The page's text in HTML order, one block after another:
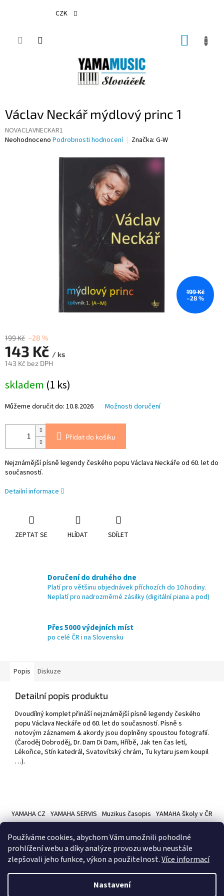
Používáme cookies, abychom Vám umožnili pohodlné
prohlížení webu a díky analýze provozu webu neustále
zlepšovali jeho funkce, výkon a použitelnost.Více informací
Nastavení
CZK
Václav Neckář mýdlový princ 1
NOVACLAVNECKAR1
Průměrné
Neohodnoceno Podrobnosti hodnocení Značka: G-W
199 Kč
–28 %
199 Kč –28 %
143 Kč / ks
143 Kč bez DPH
cena:
skladem (1 ks)
Můžeme doručit do: 10.8.2026 Možnosti doručení
Přidat do košíku
Nejznámější písně legendy českého popu Václava Neckáře od 60. let do
současností.
Detailní informace
ZEPTAT SE HLÍDAT SDÍLET
Doručení do druhého dne
Platí pro většinu objednávek příchozích do 10.hodiny.
Neplatí pro nadrozměrné zásilky (digitální piana a pod)
Přes 5000 výdejních míst
po celé ČR i na Slovensku
Popis Diskuze
Detailní popis produktu
Dvoudílný komplet přináší nejznámější písně legendy českého
popu Václava Neckáře od 60. let do současností. Písně s
notovým záznamem & akordy jsou doplněny spoustou fotografií.
(Čaroděj Dobroděj, Dr. Dam Di Dam, Hříbě, Jak ten čas letí,
Lékořice, Stín katedrál, Svatovítský chrám, Tu kytaru jsem koupil
…).
p
YAMAHA CZ YAMAHA SERVIS Muzikus časopis YAMAHA školy v ČR